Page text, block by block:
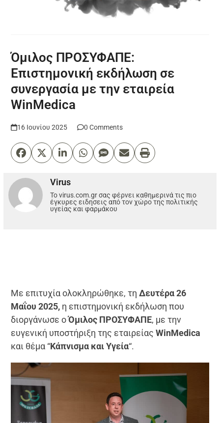
Όμιλος ΠΡΟΣΥΦΑΠΕ:
Επιστημονική εκδήλωση σε
συνεργασία με την εταιρεία
WinMedica
16 Ιουνίου 2025 0 Comments
Virus
Το virus.com.gr σας φέρνει καθημερινά τις πιο
έγκυρες ειδησεις από τον χώρο της πολιτικής
υγείας και φαρμάκου
Με επιτυχία ολοκληρώθηκε, τηΔευτέρα 26
Μαΐου 2025, η επιστημονική εκδήλωση που
διοργάνωσε οΌμιλος ΠΡΟΣΥΦΑΠΕ, με την
ευγενική υποστήριξη της εταιρείαςWinMedica
και θέμα “Κάπνισμα και Υγεία“.